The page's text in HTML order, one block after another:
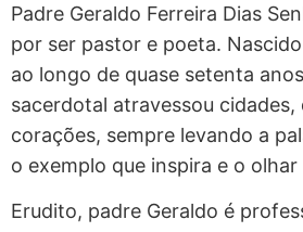
Padre Geraldo Ferreira Dias
por ser pastor e poeta.
ao longo de quase setenta
sacerdotal atravessou cidades,
corações, sempre levando a
o exemplo que inspira e o olhar
Erudito, padre Geraldo é